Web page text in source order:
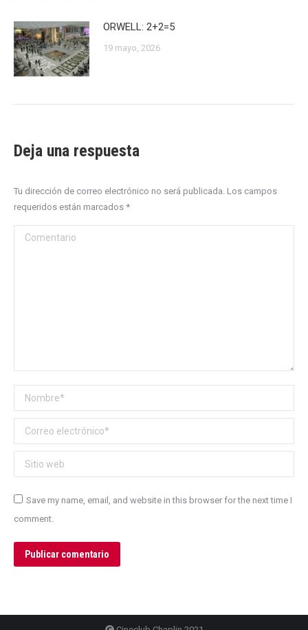
ORWELL: 2+2=5
19 mayo, 2026
Deja una respuesta
Tu dirección de correo electrónico no será publicada. Los campos
requeridos están marcados *
Comentario
Nombre *
Correo electrónico *
Sitio web
Save my name, email, and website in this browser for the next time I
comment.
Publicar comentario